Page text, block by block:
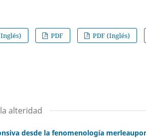
PDF PDF (Inglés)
alteridad
desde la fenomenología